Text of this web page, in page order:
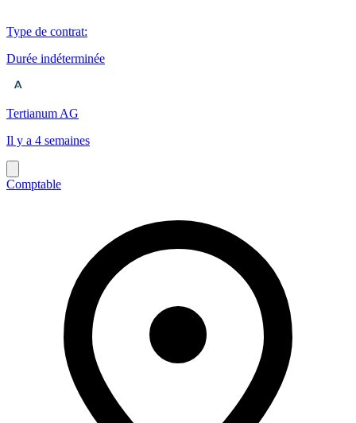
Type de contrat:
Durée indéterminée
Tertianum AG
Il y a 4 semaines
Comptable